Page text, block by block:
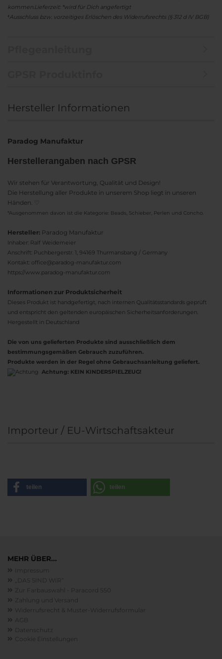
kommen.Lieferzeit: *wird für Dich angefertigt
⁴Ausschluss bzw. vorzeitiges Erlöschen des Widerrufsrechts (§ 312 d IV BGB)
Hersteller Informationen
Paradog Manufaktur
Herstellerangaben nach GPSR
Wir stehen für Verantwortung, Qualität und Design!
Die Herstellung aller Produkte in unserem Shop liegt in unseren
Händen. ♡
*Ausgenommen davon ist die Kategorie: Beads, Schieber, Perlen und Concho.
Hersteller: Paradog Manufaktur
Inhaber: Ralf Weidemeier
Anschrift: Puchbergerstr. 1, 94169 Thurmansbang / Germany
Kontakt: office@paradog-manufaktur.com
https://www.paradog-manufaktur.com
Informationen zur Produktsicherheit
Dieses Produkt ist handgefertigt, nach internen Qualitätsstandards geprüft
und entspricht den geltenden europäischen Sicherheitsanforderungen.
Hergestellt in Deutschland
Die von uns gelieferten Produkte sind ausschließlich dem
bestimmungsgemäßen Gebrauch zuzuführen.
Produkte werden in der Regel ohne Gebrauchsanleitung geliefert.
Achtung: KEIN KINDERSPIELZEUG!
Importeur / EU-Wirtschaftsakteur
teilen teilen
MEHR ÜBER...
Impressum
„DAS SIND WIR“
Zur Farbauswahl - Paracord 550
Zahlung und Versand
Widerrufsrecht & Muster-Widerrufsformular
AGB
Datenschutz
Cookie Einstellungen